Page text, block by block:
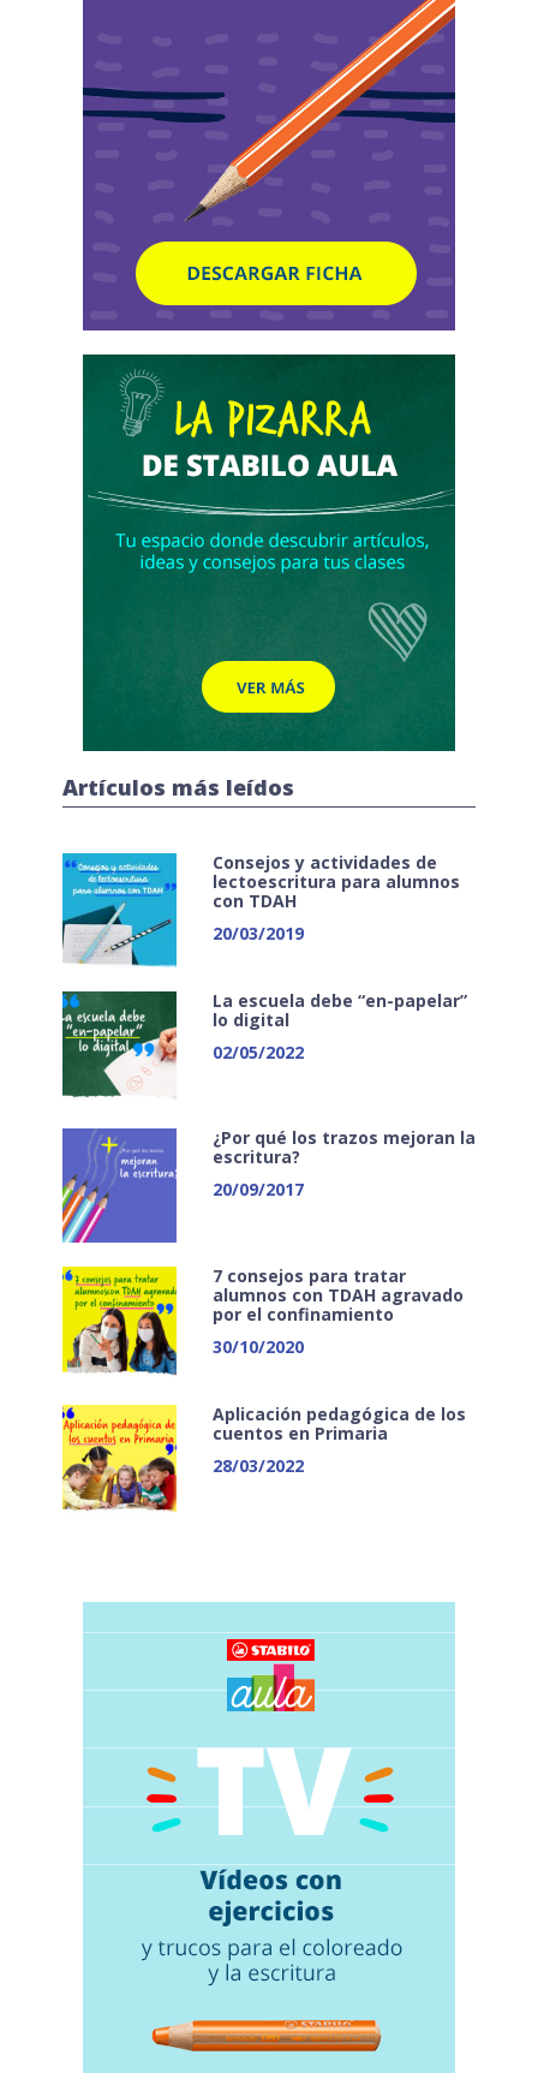
Artículos más leídos
Consejos y actividades de
lectoescritura para alumnos
con TDAH
20/03/2019
La escuela debe “en-papelar”
lo digital
02/05/2022
¿Por qué los trazos mejoran la
escritura?
20/09/2017
7 consejos para tratar
alumnos con TDAH agravado
por el confinamiento
30/10/2020
Aplicación pedagógica de los
cuentos en Primaria
28/03/2022